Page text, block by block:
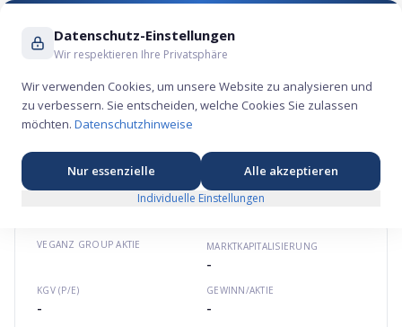
Suche ...
Veganz Group Aktie – Konsum-Börsengang
2021
Europa veganz.com ★ ★ ★
VEGANZ GROUP AKTIE MARKTKAPITALISIERUNG
-
KGV (P/E)
-
GEWINN/AKTIE
-
Datenschutz-Einstellungen
Wir respektieren Ihre Privatsphäre
Wir verwenden Cookies, um unsere Website zu analysieren und
zu verbessern. Sie entscheiden, welche Cookies Sie zulassen
möchten. Datenschutzhinweise
Nur essenzielle Alle akzeptieren
Individuelle Einstellungen